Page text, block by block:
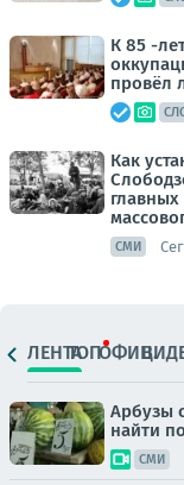
К 85 -
провёл
Как
СМИ
ЛЕНТАТОПОФИЦ.
Арбузы
найти
СМИ